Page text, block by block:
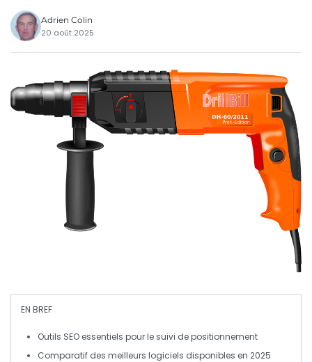
Adrien Colin
20 août 2025
EN BREF
Outils SEO essentiels pour le suivi de positionnement
Comparatif des meilleurs logiciels disponibles en 2025